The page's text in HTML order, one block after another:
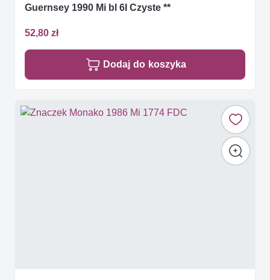
Guernsey 1990 Mi bl 6I Czyste **
52,80 zł
Dodaj do koszyka